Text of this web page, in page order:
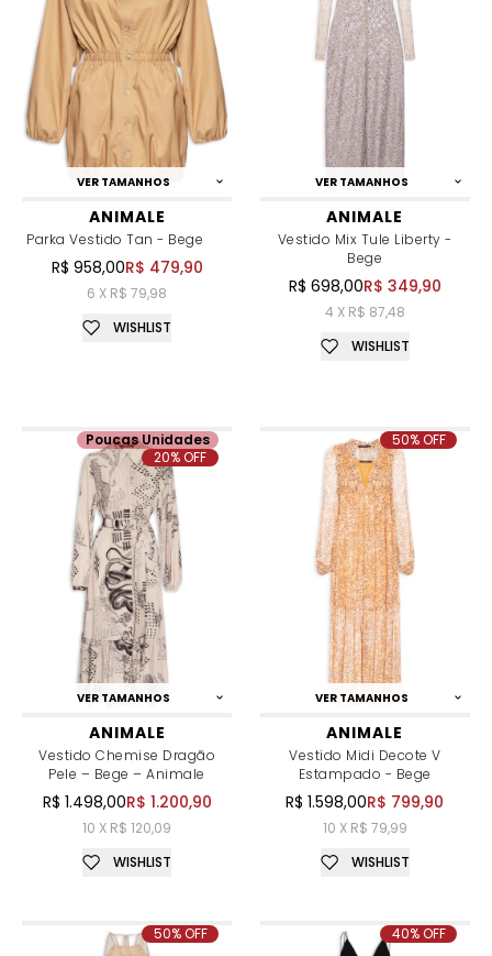
VER TAMANHOS
ANIMALE
Parka Vestido Tan - Bege
R$ 958,00R$ 479,90
6 X R$ 79,98
WISHLIST
VER TAMANHOS
ANIMALE
Vestido Mix Tule Liberty -
Bege
R$ 698,00R$ 349,90
4 X R$ 87,48
WISHLIST
VER TAMANHOS
ANIMALE
Vestido Chemise Dragão
Pele – Bege – Animale
R$ 1.498,00R$ 1.200,90
10 X R$ 120,09
Poucas Unidades
20% OFF
WISHLIST
VER TAMANHOS
ANIMALE
Vestido Midi Decote V
Estampado - Bege
R$ 1.598,00R$ 799,90
10 X R$ 79,99
50% OFF
WISHLIST
50% OFF 40% OFF